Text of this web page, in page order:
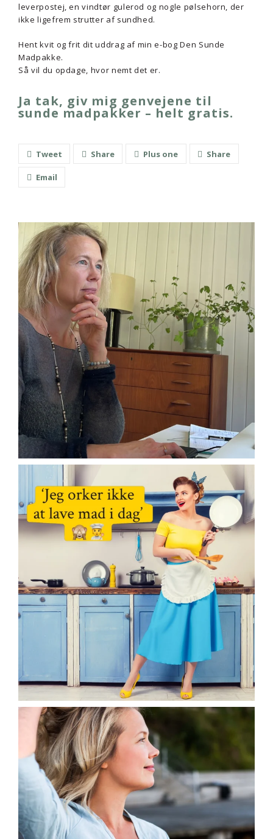
leverpostej, en vindtør gulerod og nogle pølsehorn, der
ikke ligefrem strutter af sundhed.
Hent kvit og frit dit uddrag af min e-bog Den Sunde
Madpakke.
Så vil du opdage, hvor nemt det er.
Ja tak, giv mig genvejene til
sunde madpakker – helt gratis.
Tweet Share Plus one Share
Email